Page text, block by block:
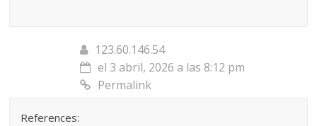
123.60.146.54
el 3 abril, 2026 a las 8:12 pm
Permalink
References: